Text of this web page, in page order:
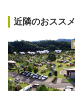
近隣のおスス